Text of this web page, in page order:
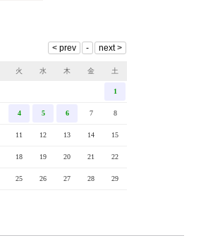
火 水 木 金 土
1
4 5 6 7 8
11 12 13 14 15
18 19 20 21 22
25 26 27 28 29